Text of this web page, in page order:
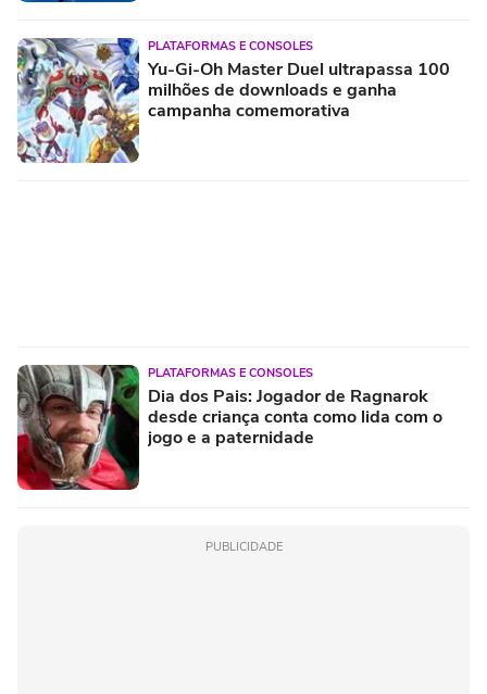
PLATAFORMAS E CONSOLES
Yu-Gi-Oh Master Duel ultrapassa 100
milhões de downloads e ganha
campanha comemorativa
PLATAFORMAS E CONSOLES
Dia dos Pais: Jogador de Ragnarok
desde criança conta como lida com o
jogo e a paternidade
PUBLICIDADE